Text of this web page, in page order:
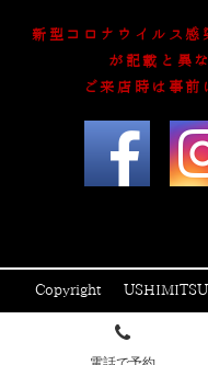
新型コロナウイルス感
が記載と異
ご来店時は事前
Copyright ©